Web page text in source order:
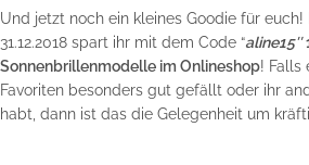
Und jetzt noch ein kleines Goodie für euch!
31.12.2018 spart ihr mit dem Code “aline15″
Sonnenbrillenmodelle im Onlineshop! Falls
Favoriten besonders gut gefällt oder ihr
habt, dann ist das die Gelegenheit um